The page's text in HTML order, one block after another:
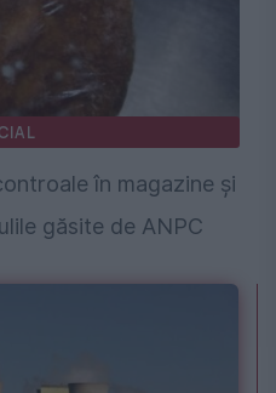
în magazine și
găsite de ANPC